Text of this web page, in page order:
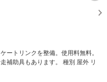
ートリンクを整備。使用料無料。
補助具もあります。 種別 屋外 リ